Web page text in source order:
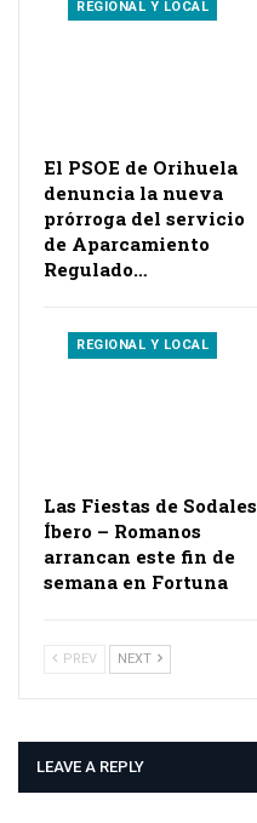
REGIONAL Y LOCAL
El PSOE de Orihuela
denuncia la nueva
prórroga del servicio
de Aparcamiento
Regulado…
REGIONAL Y LOCAL
Las Fiestas de Sodales
Íbero – Romanos
arrancan este fin de
semana en Fortuna
PREV NEXT
LEAVE A REPLY